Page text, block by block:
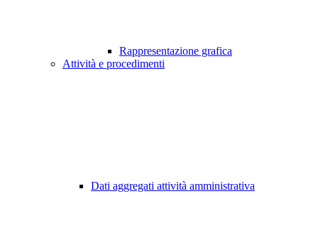
Rappresentazione grafica
Attività e procedimenti
Dati aggregati attività amministrativa